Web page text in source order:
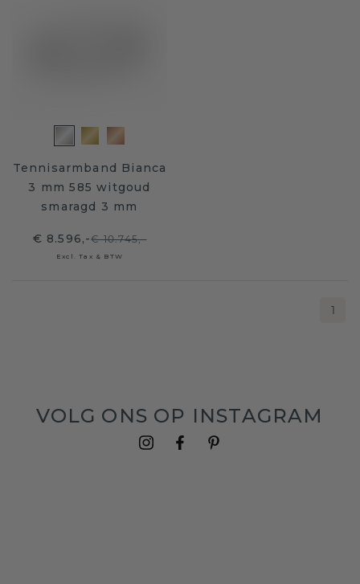
Tennisarmband Bianca
3 mm 585 witgoud
smaragd 3 mm
€ 8.596,-€ 10.745,-
Excl. Tax & BTW
1
VOLG ONS OP INSTAGRAM